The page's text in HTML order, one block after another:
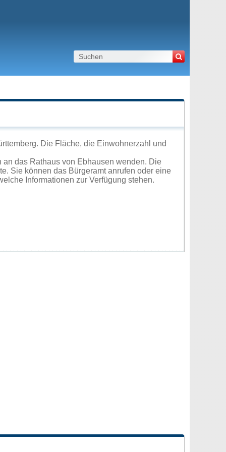
Die Fläche, die Einwohnerzahl und
das Rathaus von Ebhausen wenden. Die
Sie können das Bürgeramt anrufen oder eine
Informationen zur Verfügung stehen.